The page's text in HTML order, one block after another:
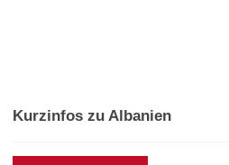
Kurzinfos zu Albanien